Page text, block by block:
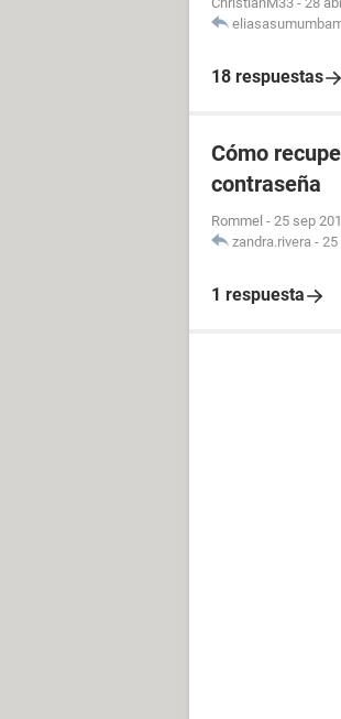
18 respuestas
Cómo
contraseña
Rommel - 25 sep
zandra.rivera - 25
1 respuesta